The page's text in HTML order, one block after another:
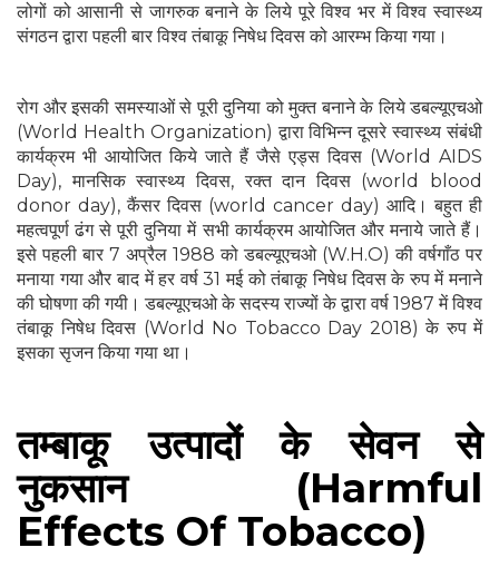
लोगों को आसानी से जागरुक बनाने के लिये पूरे विश्व भर में विश्व स्वास्थ्य
संगठन द्वारा पहली बार विश्व तंबाकू निषेध दिवस को आरम्भ किया गया।
रोग और इसकी समस्याओं से पूरी दुनिया को मुक्त बनाने के लिये डबल्यूएचओ
(World Health Organization) द्वारा विभिन्न दूसरे स्वास्थ्य संबंधी
कार्यक्रम भी आयोजित किये जाते हैं जैसे एड्स दिवस (World AIDS
Day), मानसिक स्वास्थ्य दिवस, रक्त दान दिवस (world blood
donor day), कैंसर दिवस (world cancer day) आदि। बहुत ही
महत्वपूर्ण ढंग से पूरी दुनिया में सभी कार्यक्रम आयोजित और मनाये जाते हैं।
इसे पहली बार 7 अप्रैल 1988 को डबल्यूएचओ (W.H.O) की वर्षगाँठ पर
मनाया गया और बाद में हर वर्ष 31 मई को तंबाकू निषेध दिवस के रुप में मनाने
की घोषणा की गयी। डबल्यूएचओ के सदस्य राज्यों के द्वारा वर्ष 1987 में विश्व
तंबाकू निषेध दिवस (World No Tobacco Day 2018) के रुप में
इसका सृजन किया गया था।
तम्बाकू उत्पादों के सेवन से
नुकसान (Harmful
Effects Of Tobacco)